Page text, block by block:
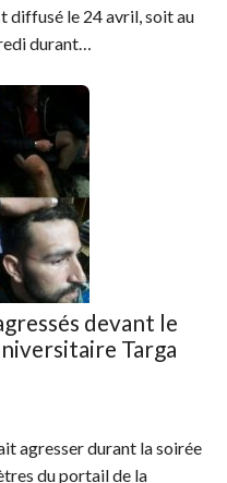
diffusé le 24 avril, soit au
durant…
devant le
Targa
agresser durant la soirée
du portail de la